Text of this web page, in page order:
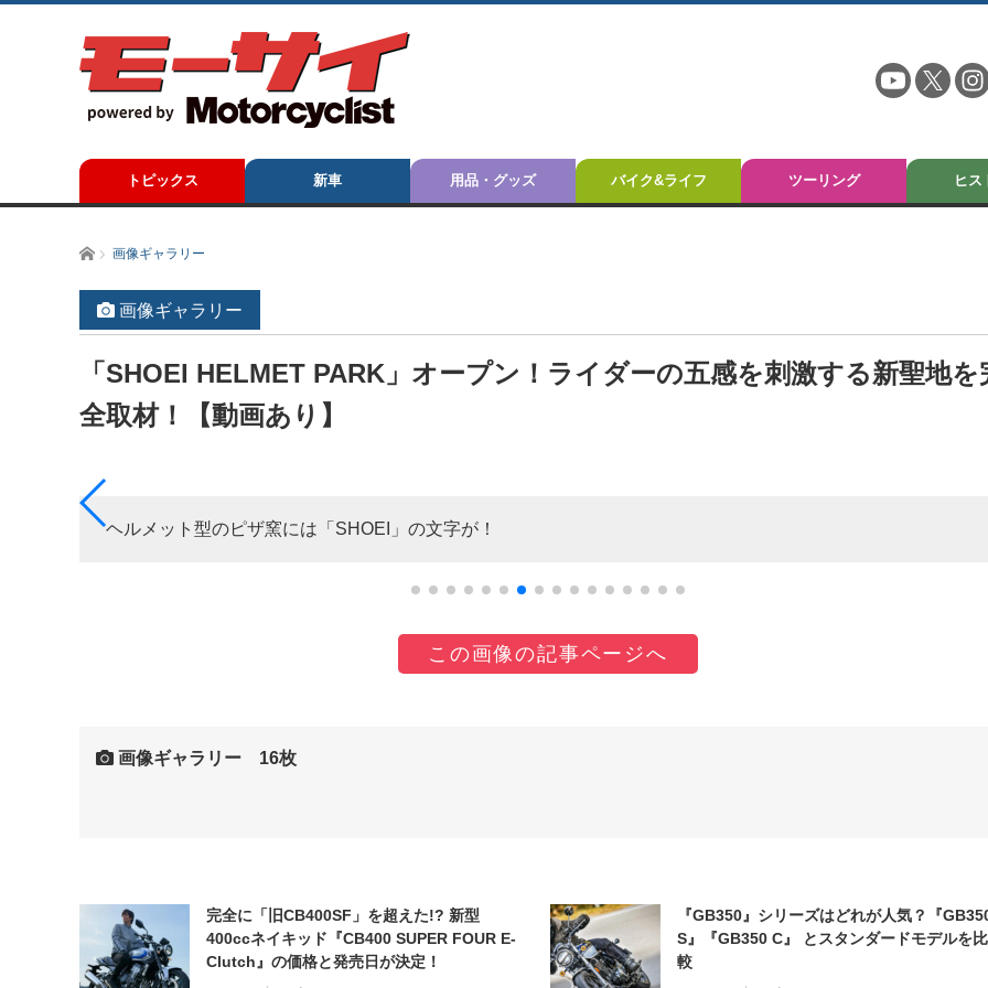
トピックス 新車 用品・グッズ バイク&ライフ ツーリング ヒス
ホーム画像ギャラリー
画像ギャラリー
「SHOEI HELMET PARK」オープン！ライダーの五感を刺激する新聖地を
全取材！【動画あり】
ヘルメット型のピザ窯には「SHOEI」の文字が！
この画像の記事ページへ
画像ギャラリー 16枚
完全に「旧CB400SF」を超えた!? 新型
400ccネイキッド『CB400 SUPER FOUR E-
Clutch』の価格と発売日が決定！
『GB350』シリーズはどれが人気？『
S』『GB350 C』 とスタンダードモデルを比
較